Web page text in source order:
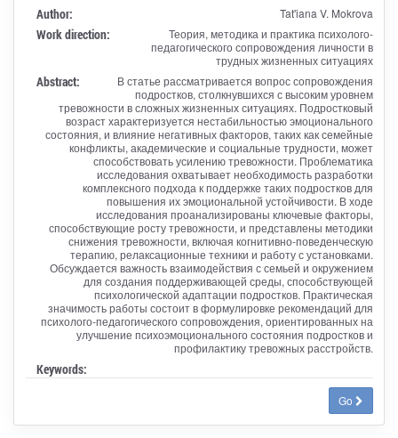
Author: Tat'iana V. Mokrova
Work direction:
Теория, методика и практика психолого-
педагогического сопровождения личности в
трудных жизненных ситуациях
Abstract:
В статье рассматривается вопрос сопровождения
подростков, столкнувшихся с высоким уровнем
тревожности в сложных жизненных ситуациях. Подростковый
возраст характеризуется нестабильностью эмоционального
состояния, и влияние негативных факторов, таких как семейные
конфликты, академические и социальные трудности, может
способствовать усилению тревожности. Проблематика
исследования охватывает необходимость разработки
комплексного подхода к поддержке таких подростков для
повышения их эмоциональной устойчивости. В ходе
исследования проанализированы ключевые факторы,
способствующие росту тревожности, и представлены методики
снижения тревожности, включая когнитивно-поведенческую
терапию, релаксационные техники и работу с установками.
Обсуждается важность взаимодействия с семьей и окружением
для создания поддерживающей среды, способствующей
психологической адаптации подростков. Практическая
значимость работы состоит в формулировке рекомендаций для
психолого-педагогического сопровождения, ориентированных на
улучшение психоэмоционального состояния подростков и
профилактику тревожных расстройств.
Keywords:
Go